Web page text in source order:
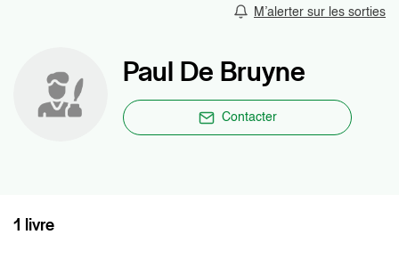
M’alerter sur les sorties
Paul De Bruyne
Contacter
1 livre